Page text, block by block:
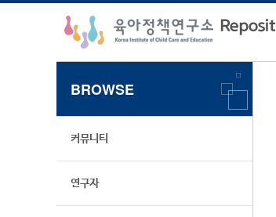
BROWSE
커뮤니티
연구자